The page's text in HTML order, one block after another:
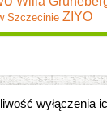
Szczecinie ZIYO
wyłączenia